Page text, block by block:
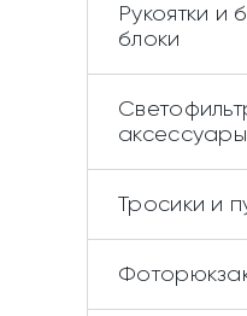
Рукоятки и
блоки
Тросики и